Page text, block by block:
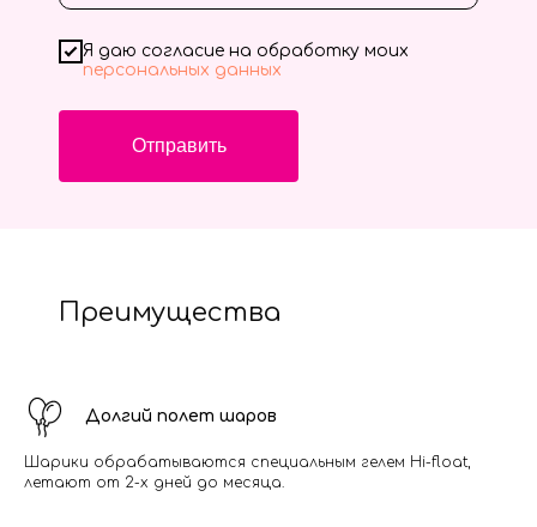
Я даю согласие на обработку моих
персональных данных
Отправить
Преимущества
Долгий полет шаров
Шарики обрабатываются специальным гелем Hi-float,
летают от 2-х дней до месяца.